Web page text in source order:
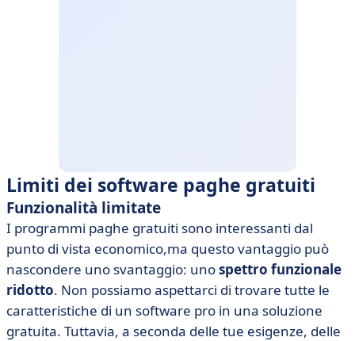
Limiti dei software paghe gratuiti
Funzionalità limitate
I programmi paghe gratuiti sono interessanti dal
punto di vista economico,ma questo vantaggio può
nascondere uno svantaggio: unospettro funzionale
ridotto. Non possiamo aspettarci di trovare tutte le
caratteristiche di un software pro in una soluzione
gratuita. Tuttavia, a seconda delle tue esigenze, delle